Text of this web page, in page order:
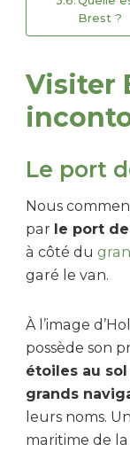
Brest ?
Visiter
Le port
Nous
par le port
à côté du
garé le van.
À l’image
possède son
étoiles au
grands
leurs noms.
maritime de la